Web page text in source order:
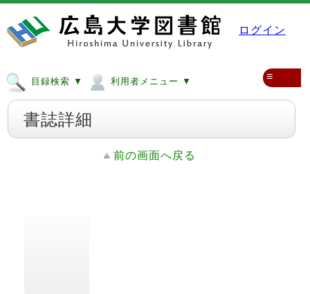
ログイン
目録検索 ▼ 利用者メニュー ▼ ≡
書誌詳細
前の画面へ戻る